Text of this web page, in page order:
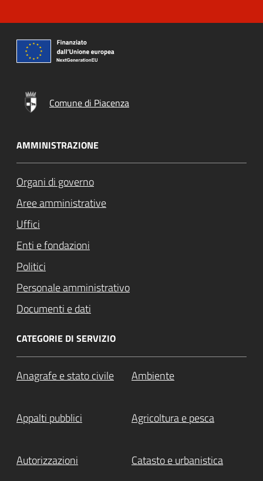
Comune di Piacenza
AMMINISTRAZIONE
Organi di governo
Aree amministrative
Uffici
Enti e fondazioni
Politici
Personale amministrativo
Documenti e dati
CATEGORIE DI SERVIZIO
Anagrafe e stato civile Ambiente
Appalti pubblici Agricoltura e pesca
Autorizzazioni Catasto e urbanistica